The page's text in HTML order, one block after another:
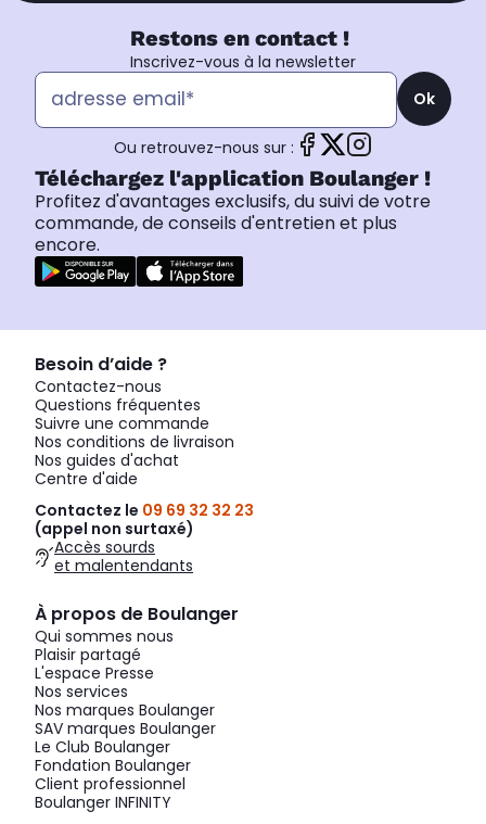
Restons en contact !
Inscrivez-vous à la newsletter
Ok
Ou retrouvez-nous sur :
Téléchargez l'application Boulanger !
Profitez d'avantages exclusifs, du suivi de votre
commande, de conseils d'entretien et plus
encore.
Besoin d’aide ?
Contactez-nous
Questions fréquentes
Suivre une commande
Nos conditions de livraison
Nos guides d'achat
Centre d'aide
Contactez le 09 69 32 32 23
(appel non surtaxé)
Accès sourds
et malentendants
À propos de Boulanger
Qui sommes nous
Plaisir partagé
L'espace Presse
Nos services
Nos marques Boulanger
SAV marques Boulanger
Le Club Boulanger
Fondation Boulanger
Client professionnel
Boulanger INFINITY